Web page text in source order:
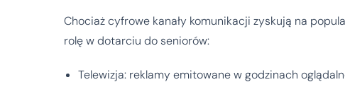
Chociaż cyfrowe kanały komunikacji zyskują na
rolę w dotarciu do seniorów:
Telewizja: reklamy emitowane w godzinach